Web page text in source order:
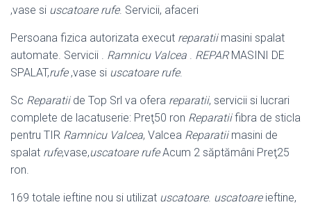
,vase si uscatoare rufe. Servicii, afaceri
Persoana fizica autorizata execut reparatiimasini spalat
automate. Servicii . Ramnicu Valcea . REPARMASINI DE
SPALAT,rufe,vase si uscatoare rufe.
Sc Reparatiide Top Srl va ofera reparatii, servicii si lucrari
complete de lacatuserie: Preţ50 ron Reparatiifibra de sticla
pentru TIR Ramnicu Valcea, Valcea Reparatiimasini de
spalat rufe,vase,uscatoare rufeAcum 2 săptămâni Preţ25
ron.
169 totale ieftine nou si utilizat uscatoare. uscatoareieftine,